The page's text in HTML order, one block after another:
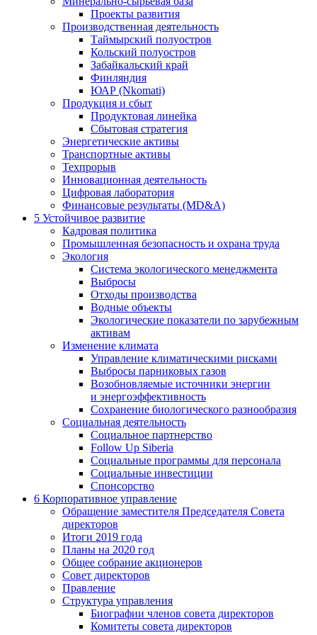
Проекты развития
Производственная деятельность
Таймырский полуостров
Кольский полуостров
Забайкальский край
Финляндия
ЮАР (Nkomati)
Продукция и сбыт
Продуктовая линейка
Сбытовая стратегия
Энергетические активы
Транспортные активы
Техпрорыв
Инновационная деятельность
Цифровая лаборатория
Финансовые результаты (MD&A)
5 Устойчивое развитие
Кадровая политика
Промышленная безопасность и охрана труда
Экология
Система экологического менеджмента
Выбросы
Отходы производства
Водные объекты
Экологические показатели по зарубежным
активам
Изменение климата
Управление климатическими рисками
Выбросы парниковых газов
Возобновляемые источники энергии
и энергоэффективность
Сохранение биологического разнообразия
Социальная деятельность
Социальное партнерство
Follow Up Siberia
Социальные программы для персонала
Социальные инвестиции
Спонсорство
6 Корпоративное управление
Обращение заместителя Председателя Совета
директоров
Итоги 2019 года
Планы на 2020 год
Общее собрание акционеров
Совет директоров
Правление
Структура управления
Биографии членов совета директоров
Комитеты совета директоров